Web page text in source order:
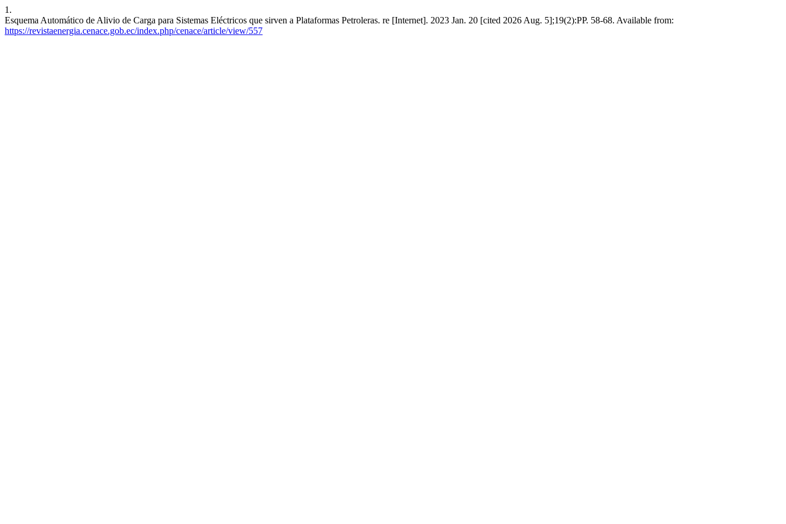
1.
Esquema Automático de Alivio de Carga para Sistemas Eléctricos que sirven a Plataformas Petroleras. re [Internet]. 2023 Jan. 20 [cited 2026 Aug. 5];19(2):PP. 58-68. Available from:
https://revistaenergia.cenace.gob.ec/index.php/cenace/article/view/557